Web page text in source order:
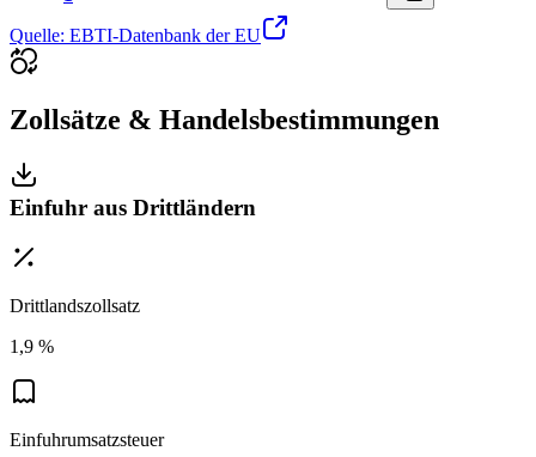
Quelle: EBTI-Datenbank der EU
Zollsätze & Handelsbestimmungen
Einfuhr aus Drittländern
Drittlandszollsatz
1,9 %
Einfuhrumsatzsteuer